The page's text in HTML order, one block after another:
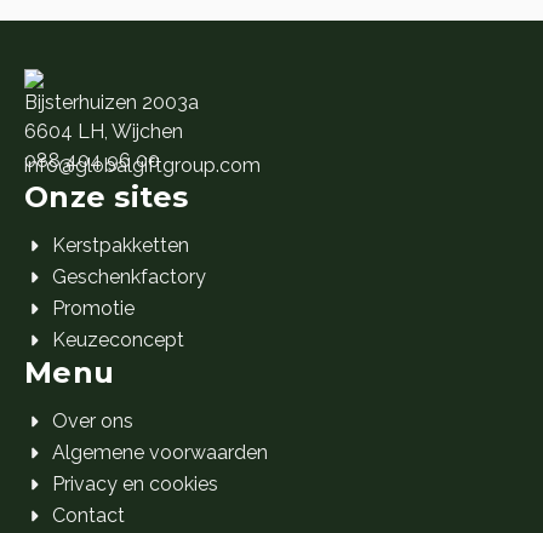
Bijsterhuizen 2003a
6604 LH, Wijchen
088 404 96 00
info@globalgiftgroup.com
Onze sites
Kerstpakketten
Geschenkfactory
Promotie
Keuzeconcept
Menu
Over ons
Algemene voorwaarden
Privacy en cookies
Contact